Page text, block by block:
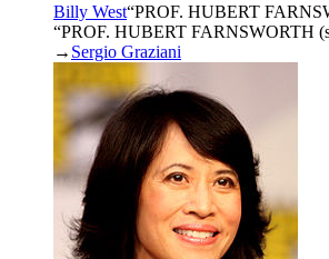
Billy West“PROF. HUBERT
“PROF. HUBERT FARNSWORTH
→ Sergio Graziani